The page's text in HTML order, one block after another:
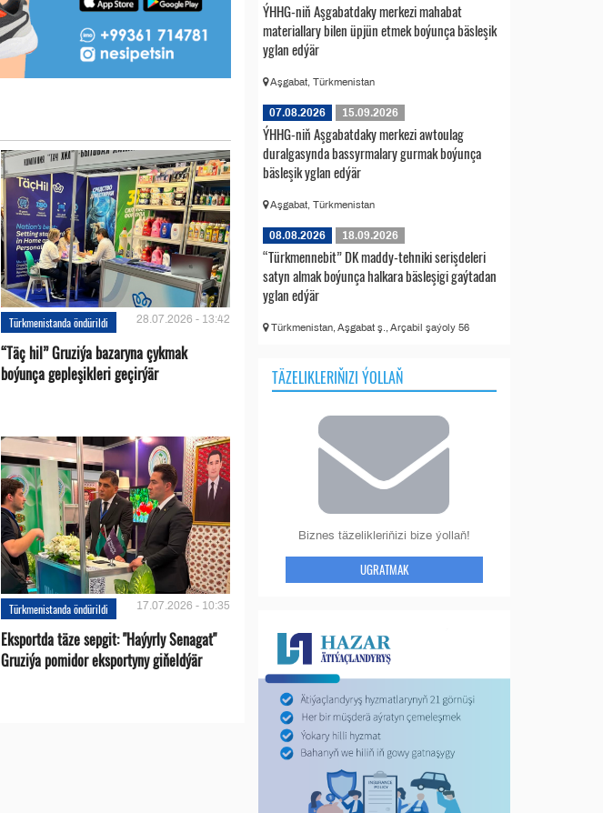
Türkmenistanda öndürildi 28.07.2026 - 13:42
“Täç hil” Gruziýa bazaryna çykmak
boýunça gepleşikleri geçirýär
Türkmenistanda öndürildi 17.07.2026 - 10:35
Eksportda täze sepgit: "Haýyrly Senagat"
Gruziýa pomidor eksportyny giňeldýär
ÝHHG-niň Aşgabatdaky merkezi mahabat
materiallary bilen üpjün etmek boýunça bäsleşik
yglan edýär
Aşgabat, Türkmenistan
07.08.2026 15.09.2026
ÝHHG-niň Aşgabatdaky merkezi awtoulag
duralgasynda bassyrmalary gurmak boýunça
bäsleşik yglan edýär
Aşgabat, Türkmenistan
08.08.2026 18.09.2026
“Türkmennebit” DK maddy-tehniki serişdeleri
satyn almak boýunça halkara bäsleşigi gaýtadan
yglan edýär
Türkmenistan, Aşgabat ş., Arçabil şaýoly 56
TÄZELIKLERIŇIZI ÝOLLAŇ
Biznes täzelikleriňizi bize ýollaň!
UGRATMAK